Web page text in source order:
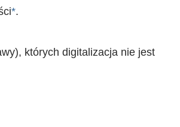
*.
których digitalizacja nie jest